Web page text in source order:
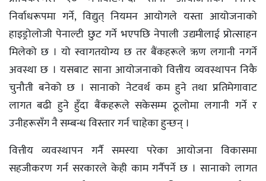
निर्वाधरूपमा गर्ने, विद्युत् नियमन आयोगले यस्ता आयोजनाको
हाइड्रोलोजी पेनाल्टी छुट गर्ने भएपछि नेपाली उद्यमीलाई प्रोत्साहन
मिलेको छ । यो स्वागतयोग्य छ तर बैंकहरूले ऋण लगानी नगर्ने
अवस्था छ । यसबाट साना आयोजनाको वित्तीय व्यवस्थापन निकै
चुनौती बनेको छ । सानाको नेटवर्थ कम हुने तथा प्रतिमेगावाट
लागत बढी हुने हुँदा बैंकहरूले सकेसम्म ठूलोमा लगानी गर्ने र
उनीहरूसँग नै सम्बन्ध विस्तार गर्न चाहेका हुन्छन् ।
वित्तीय व्यवस्थापन गर्नै समस्या परेका आयोजना विकासमा
सहजीकरण गर्न सरकारले केही काम गर्नैपर्ने छ । सानाकाे लागत